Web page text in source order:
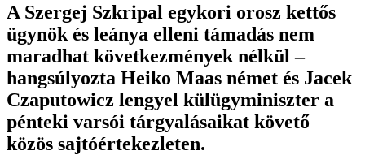
A Szergej Szkripal egykori orosz kettős
ügynök és leánya elleni támadás nem
maradhat következmények nélkül –
hangsúlyozta Heiko Maas német és Jacek
Czaputowicz lengyel külügyminiszter a
pénteki varsói tárgyalásaikat követő
közös sajtóértekezleten.